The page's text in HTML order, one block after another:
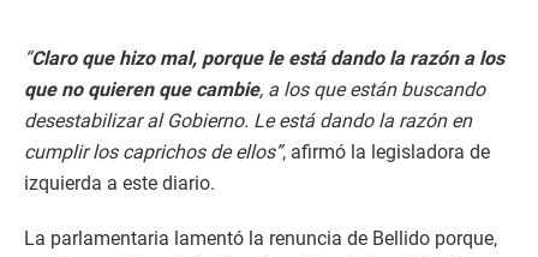
“Claro que hizo mal, porque le está dando la razón a los
que no quieren que cambie, a los que están buscando
desestabilizar al Gobierno. Le está dando la razón en
cumplir los caprichos de ellos”, afirmó la legisladora de
izquierda a este diario.
La parlamentaria lamentó la renuncia de Bellido porque,